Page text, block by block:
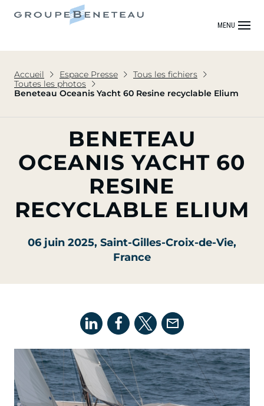
MENU
Accueil Espace Presse
Tous les fichiers
Toutes les photos
Beneteau Oceanis Yacht 60 Resine recyclable Elium
BENETEAU
OCEANIS YACHT 60
RESINE
RECYCLABLE ELIUM
06 juin 2025, Saint-Gilles-Croix-de-Vie,
France